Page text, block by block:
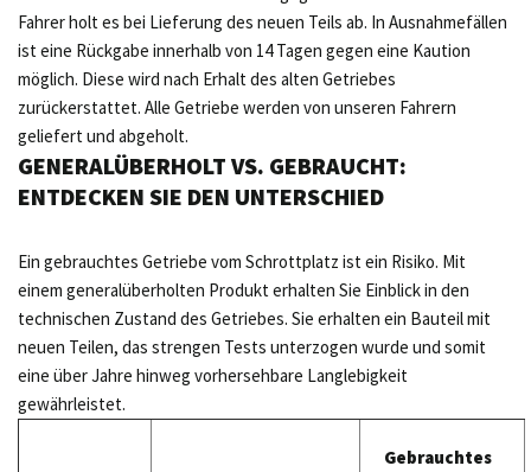
Fahrer holt es bei Lieferung des neuen Teils ab. In Ausnahmefällen
ist eine Rückgabe innerhalb von 14 Tagen gegen eine Kaution
möglich. Diese wird nach Erhalt des alten Getriebes
zurückerstattet. Alle Getriebe werden von unseren Fahrern
geliefert und abgeholt.
GENERALÜBERHOLT VS. GEBRAUCHT:
ENTDECKEN SIE DEN UNTERSCHIED
Ein gebrauchtes Getriebe vom Schrottplatz ist ein Risiko. Mit
einem generalüberholten Produkt erhalten Sie Einblick in den
technischen Zustand des Getriebes. Sie erhalten ein Bauteil mit
neuen Teilen, das strengen Tests unterzogen wurde und somit
eine über Jahre hinweg vorhersehbare Langlebigkeit
gewährleistet.
Gebrauchtes